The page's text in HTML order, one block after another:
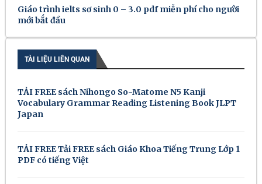
Giáo trình ielts sơ sinh 0 – 3.0 pdf miễn phí cho người
mới bắt đầu
TÀI LIỆU LIÊN QUAN
TẢI FREE sách Nihongo So-Matome N5 Kanji
Vocabulary Grammar Reading Listening Book JLPT
Japan
TẢI FREE Tải FREE sách Giáo Khoa Tiếng Trung Lớp 1
PDF có tiếng Việt